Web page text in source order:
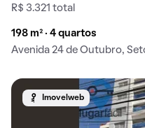
R$ 3.321 total
198 m² · 4 quartos
Avenida 24 de Outubro,
Imovelweb